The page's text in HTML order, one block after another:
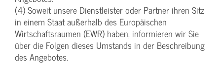
(4) Soweit unsere Dienstleister oder Partner ihren Sitz
in einem Staat außerhalb des Europäischen
Wirtschaftsraumen (EWR) haben, informieren wir Sie
über die Folgen dieses Umstands in der Beschreibung
des Angebotes.